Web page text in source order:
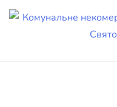
Skip